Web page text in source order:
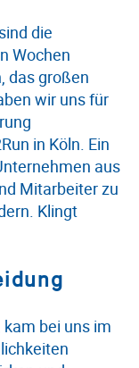
die
Wochen
das großen
wir uns für
in Köln. Ein
aus
Mitarbeiter zu
Klingt
bei uns im